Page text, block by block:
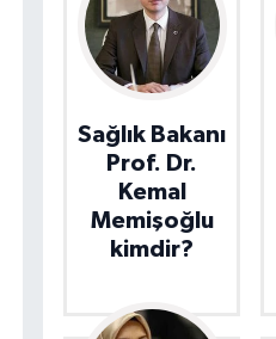
Sağlık Bakanı
Prof. Dr.
Kemal
Memişoğlu
kimdir?